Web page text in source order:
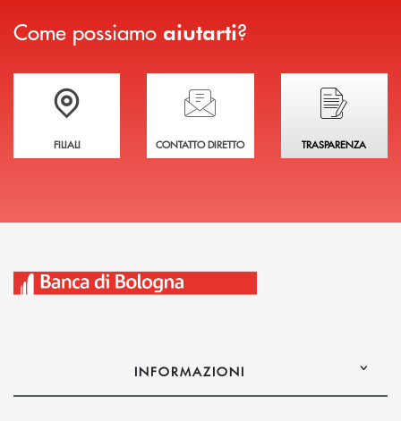
Come possiamo aiutarti?
Trova la filiale più vicina a te
FILIALI
Hai bisogno di assistenza immediata?
CONTATTO DIRETTO
Hai bisogno di
TRASPARENZA
INFORMAZIONI